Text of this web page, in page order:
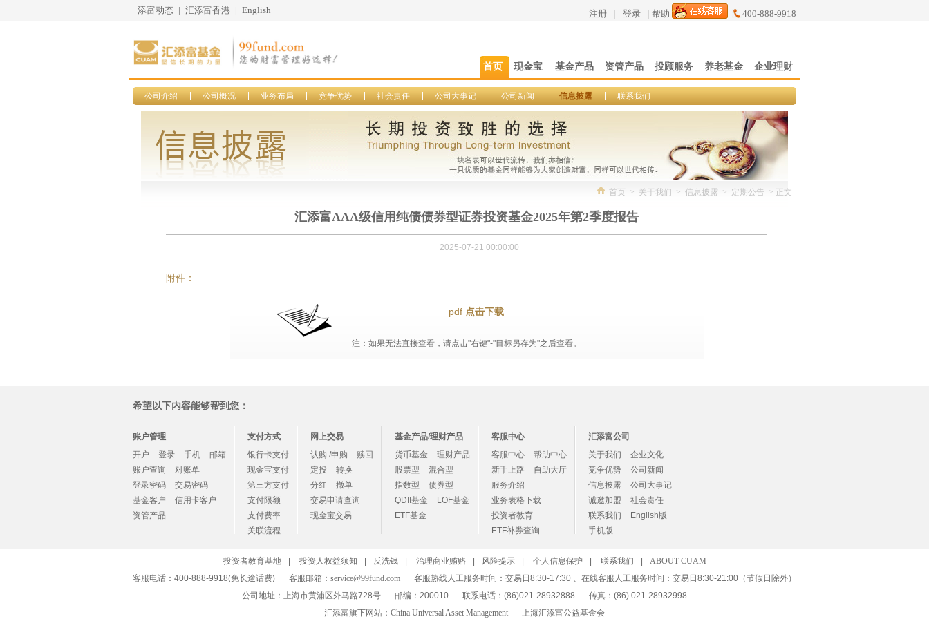
添富动态 | 汇添富香港 | English 注册 | 登录 | 帮助 400-888-9918
首页 现金宝 基金产品 资管产品 投顾服务 养老基金 企业理财
公司介绍 公司概况 业务布局 竞争优势 社会责任 公司大事记 公司新闻 信息披露 联系我们
首页 > 关于我们 > 信息披露 > 定期公告 > 正文
汇添富AAA级信用纯债债券型证券投资基金2025年第2季度报告
2025-07-21 00:00:00
附件：
pdf 点击下载
注：如果无法直接查看，请点击"右键"-"目标另存为"之后查看。
希望以下内容能够帮到您：
账户管理
开户
登录 手机
邮箱
账户查询
对账单
登录密码
交易密码
基金客户
信用卡客户
资管产品
支付方式
银行卡支付
现金宝支付
第三方支付
支付限额
支付费率
关联流程
网上交易
认购 /申购
赎回
定投
转换
分红
撤单
交易申请查询
现金宝交易
基金产品/理财产品
货币基金
理财产品
股票型
混合型
指数型
债券型
QDII基金
LOF基金
ETF基金
客服中心
客服中心
帮助中心
新手上路
自助大厅
服务介绍
业务表格下载
投资者教育
ETF补券查询
汇添富公司
关于我们
企业文化
竞争优势
公司新闻
信息披露
公司大事记
诚邀加盟
社会责任
联系我们
English版
手机版
投资者教育基地 投资人权益须知 反洗钱 治理商业贿赂 风险提示 个人信息保护 联系我们
ABOUT CUAM
客服电话：400-888-9918(免长途话费)
客服邮箱： service@99fund.com
客服热线人工服务时间：交易日8:30-17:30 、在线客服人工服务时间：交易日8:30-21:00（节假日除外）
公司地址：上海市黄浦区外马路728号
邮编：200010 联系电话：(86)021-28932888
传真：(86) 021-28932998
汇添富旗下网站： China Universal Asset Management 上海汇添富公益基金会